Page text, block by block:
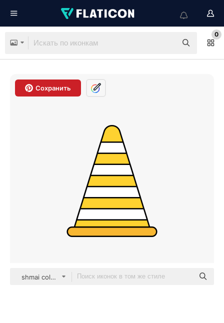
0
Сохранить
shmai color lineal-color